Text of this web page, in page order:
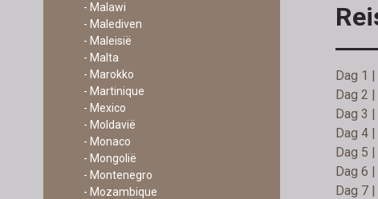
- Malawi
- Malediven
- Maleisië
- Malta
- Marokko
- Martinique
- Mexico
- Moldavië
- Monaco
- Mongolië
- Montenegro
- Mozambique
Dag 1
Dag 2
Dag 3
Dag 4
Dag 5
Dag 6
Dag 7